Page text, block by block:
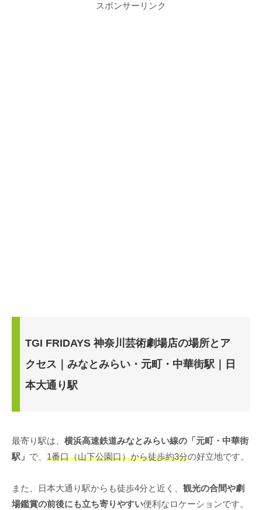
スポンサーリンク
TGI FRIDAYS 神奈川芸術劇場店の場所とア
クセス｜みなとみらい・元町・中華街駅｜日
本大通り駅
最寄り駅は、 横浜高速鉄道みなとみらい線の「元町・中華街
駅」 で、 1番口（山下公園口）から徒歩約3分の好立地です。
また、日本大通り駅からも徒歩4分と近く、 観光の合間や劇
場鑑賞の前後にも立ち寄りやすい便利なロケーションです。